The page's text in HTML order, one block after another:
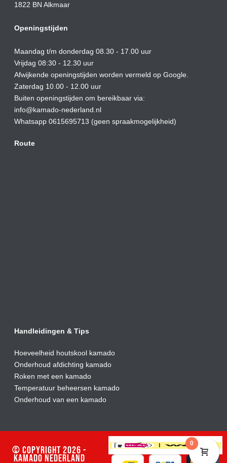
1822 BN Alkmaar
Openingstijden
Maandag t/m donderdag 08.30 - 17.00 uur
Vrijdag 08:30 - 12.30 uur
Afwijkende openingstijden worden vermeld op Google.
Zaterdag 10.00 - 12.00 uur
Buiten openingstijden om bereikbaar via:
info@kamado-nederland.nl
Whatsapp 0615695713 (geen spraakmogelijkheid)
Route
Handleidingen & Tips
Hoeveelheid houtskool kamado
Onderhoud afdichting kamado
Roken met een kamado
Temperatuur beheersen kamado
Onderhoud van een kamado
© Copyright 2026 -
Kamado Nederland
0